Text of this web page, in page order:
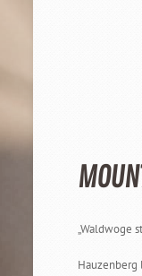
„Waldwoge
Hauzenberg